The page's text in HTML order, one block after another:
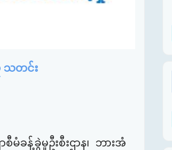
သတင်း
မံခန့်ခွဲမှုဦးစီးဌာန၊ ဘားအံ